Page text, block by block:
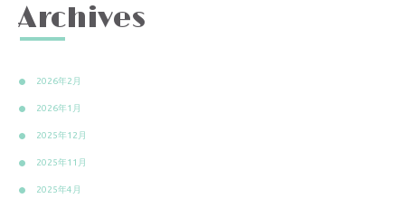
Archives
2026年2月
2026年1月
2025年12月
2025年11月
2025年4月